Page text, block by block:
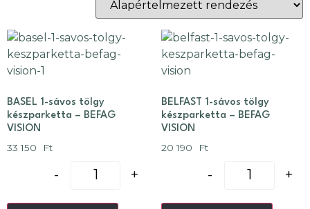
BASEL 1-sávos tölgy
készparketta – BEFAG
VISION
33 150 Ft
- +
BELFAST 1-sávos tölgy
készparketta – BEFAG
VISION
20 190 Ft
- +